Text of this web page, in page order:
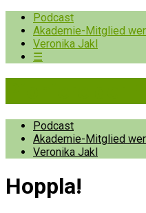
Podcast
Akademie-Mitglied
Veronika Jakl
☰
Podcast
Akademie-Mitglied
Veronika Jakl
Hopp­la!